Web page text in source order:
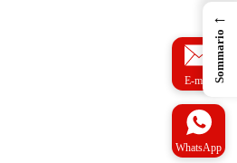
E-mail
WhatsApp
←
Sommario